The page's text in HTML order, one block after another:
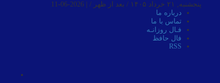
پنجشنبه, ۲۱ خرداد ۱۴۰۵ / بعد از ظهر /
2026-06-11
درباره ما
تماس با ما
فـال روزانـه
فال حافظ
RSS